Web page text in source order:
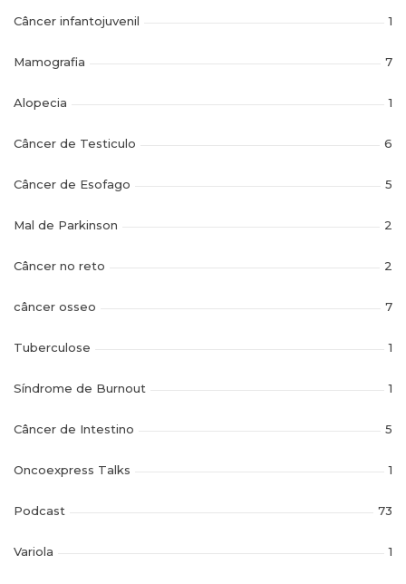
Câncer infantojuvenil 1
Mamografia 7
Alopecia 1
Câncer de Testiculo 6
Câncer de Esofago 5
Mal de Parkinson 2
Câncer no reto 2
câncer osseo 7
Tuberculose 1
Síndrome de Burnout 1
Câncer de Intestino 5
Oncoexpress Talks 1
Podcast 73
Variola 1